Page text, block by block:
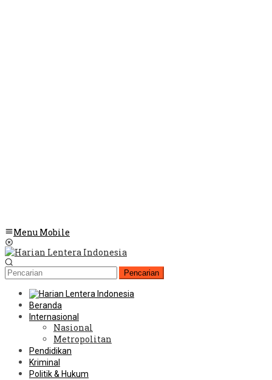
Menu Mobile
Pencarian
Beranda
Internasional
Nasional
Metropolitan
Pendidikan
Kriminal
Politik & Hukum